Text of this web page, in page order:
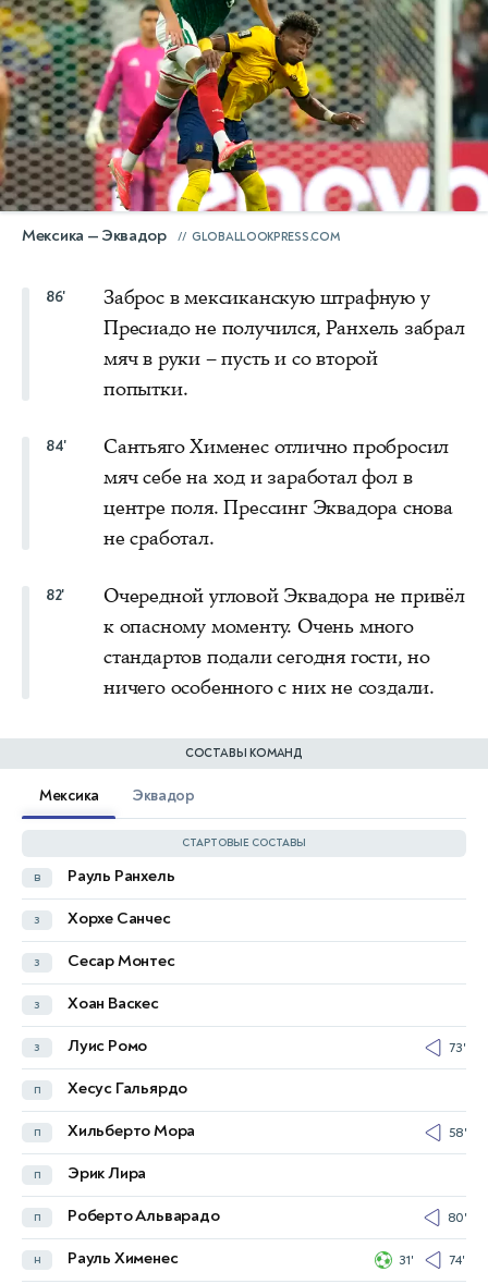
Мексика — Эквадор GLOBALLOOKPRESS.COM
86'
Заброс в мексиканскую штрафную у
Пресиадо не получился, Ранхель забрал
мяч в руки – пусть и со второй
попытки.
84'
Сантьяго Хименес отлично пробросил
мяч себе на ход и заработал фол в
центре поля. Прессинг Эквадора снова
не сработал.
82'
Очередной угловой Эквадора не привёл
к опасному моменту. Очень много
стандартов подали сегодня гости, но
ничего особенного с них не создали.
СОСТАВЫ КОМАНД
Мексика Эквадор
СТАРТОВЫЕ СОСТАВЫ
в Рауль Ранхель
з Хорхе Санчес
з Сесар Монтес
з Хоан Васкес
з Луис Ромо 73'
п Хесус Гальярдо
п Хильберто Мора 58'
п Эрик Лира
п Роберто Альварадо 80'
н Рауль Хименес 31' 74'
в Эрнан Галиндес
з Пьеро Инкапье
з Вильян Пачо
з Хоэль Ордоньес
з Алан Франко 45+1'
п Гонсало Плата
п Мойсес Кайседо 90+9'
н Эннер Валенсия
н Нильсон Ангуло
н Педро Вите